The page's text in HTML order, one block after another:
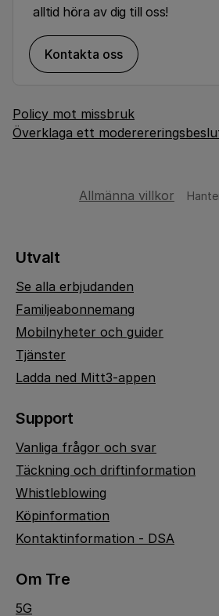
alltid höra av dig till oss!
Kontakta oss
Policy mot missbruk
Överklaga ett
Allmänna villkor
Utvalt
Se alla erbjudanden
Familjeabonnemang
Mobilnyheter och guider
Tjänster
Ladda ned Mitt3-appen
Support
Vanliga frågor och svar
Täckning och driftinformation
Whistleblowing
Köpinformation
Kontaktinformation - DSA
Om Tre
5G